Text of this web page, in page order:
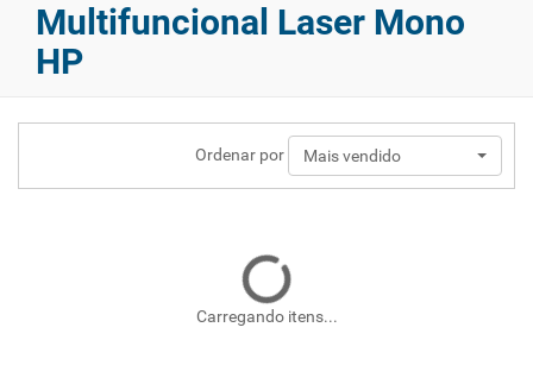
Multifuncional Laser Mono
HP
Ordenar por Mais vendido
Carregando itens...